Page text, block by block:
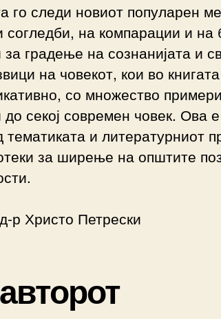
го следи новиот популарен
согледби, на компарации и на
градење на сознанијата и
на човекот, кои во
со множество
до секој современ човек. Ова
тематиката и литературниот
за ширење на општите
р Христо Петрески